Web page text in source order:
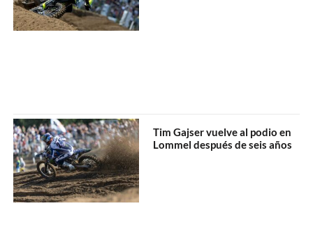
Tim Gajser vuelve al podio en
Lommel después de seis años